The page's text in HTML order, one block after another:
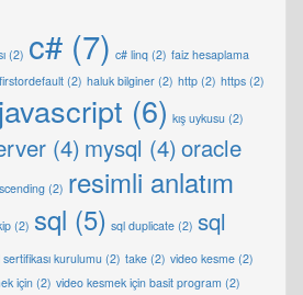
(2) c# (7) c# linq (2) faiz hesaplama
firstordefault (2) haluk bilginer (2) http (2) https (2)
javascript (6) kış uykusu (2)
(4) mysql (4)oracle
(2) resimli anlatım
(2) sql (5) sql duplicate (2) sql
sertifikası kurulumu (2) take (2) video kesme (2)
için (2) video kesmek için basit program (2)